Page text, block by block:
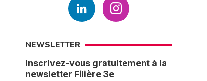
NEWSLETTER
Inscrivez-vous gratuitement à la
newsletter Filière 3e